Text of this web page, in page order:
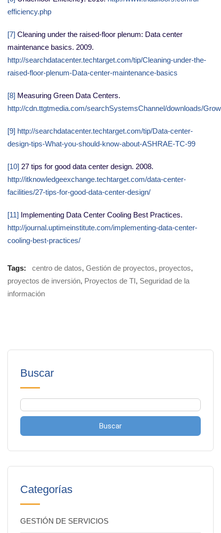
efficiency.php
[7] Cleaning under the raised-floor plenum: Data center
maintenance basics. 2009.
http://searchdatacenter.techtarget.com/tip/Cleaning-under-the-
raised-floor-plenum-Data-center-maintenance-basics
[8] Measuring Green Data Centers.
http://cdn.ttgtmedia.com/searchSystemsChannel/downloads/
[9] http://searchdatacenter.techtarget.com/tip/Data-center-
design-tips-What-you-should-know-about-ASHRAE-TC-99
[10] 27 tips for good data center design. 2008.
http://itknowledgeexchange.techtarget.com/data-center-
facilities/27-tips-for-good-data-center-design/
[11] Implementing Data Center Cooling Best Practices.
http://journal.uptimeinstitute.com/implementing-data-center-
cooling-best-practices/
Tags: centro de datos, Gestión de proyectos, proyectos,
proyectos de inversión, Proyectos de TI, Seguridad de la
información
Buscar
Buscar
Categorías
GESTIÓN DE SERVICIOS